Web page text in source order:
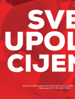
Korisnički servis
Newsletter
Budite u toku sa